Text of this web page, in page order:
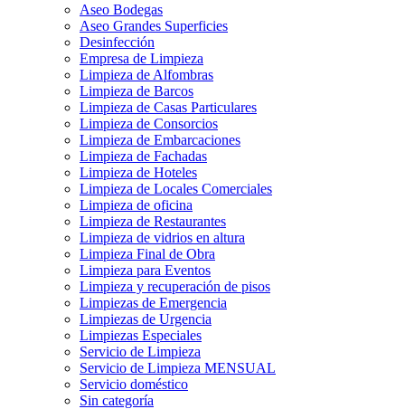
Aseo Bodegas
Aseo Grandes Superficies
Desinfección
Empresa de Limpieza
Limpieza de Alfombras
Limpieza de Barcos
Limpieza de Casas Particulares
Limpieza de Consorcios
Limpieza de Embarcaciones
Limpieza de Fachadas
Limpieza de Hoteles
Limpieza de Locales Comerciales
Limpieza de oficina
Limpieza de Restaurantes
Limpieza de vidrios en altura
Limpieza Final de Obra
Limpieza para Eventos
Limpieza y recuperación de pisos
Limpiezas de Emergencia
Limpiezas de Urgencia
Limpiezas Especiales
Servicio de Limpieza
Servicio de Limpieza MENSUAL
Servicio doméstico
Sin categoría